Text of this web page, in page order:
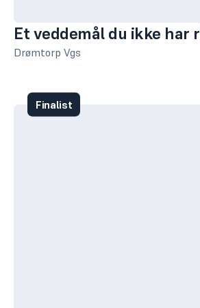
Et veddemål du ikke har
Drømtorp Vgs
Finalist